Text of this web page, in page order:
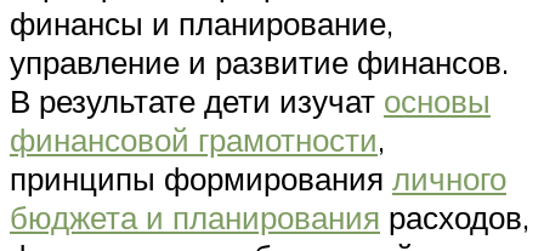
финансы и планирование,
управление и развитие финансов.
В результате дети изучат основы
финансовой грамотности,
принципы формирования личного
бюджета и планирования расходов,